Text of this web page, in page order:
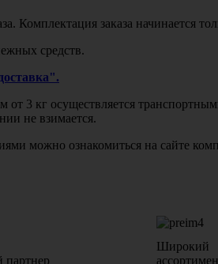
заказа начинается
средств.
от 3 кг осуществляется
не взимается.
можно ознакомиться на сайте
партнер
Широкий